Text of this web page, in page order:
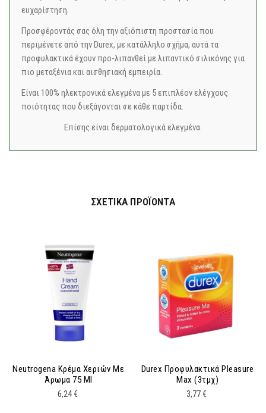
ευχαρίστηση.
Προσφέροντάς σας όλη την αξιόπιστη προστασία που
περιμένετε από την Durex, με κατάλληλο σχήμα, αυτά τα
προφυλακτικά έχουν προ-λιπανθεί με λιπαντικό σιλικόνης για
πιο μεταξένια και αισθησιακή εμπειρία.
Είναι 100% ηλεκτρονικά ελεγμένα με 5 επιπλέον ελέγχους
ποιότητας που διεξάγονται σε κάθε παρτίδα.
Επίσης είναι δερματολογικά ελεγμένα.
ΣΧΕΤΙΚΆ ΠΡΟΪΌΝΤΑ
Neutrogena Κρέμα Χεριών Με
Άρωμα 75 Ml
6,24€
Durex Προφυλακτικά Pleasure
Max (3τμχ)
3,77€